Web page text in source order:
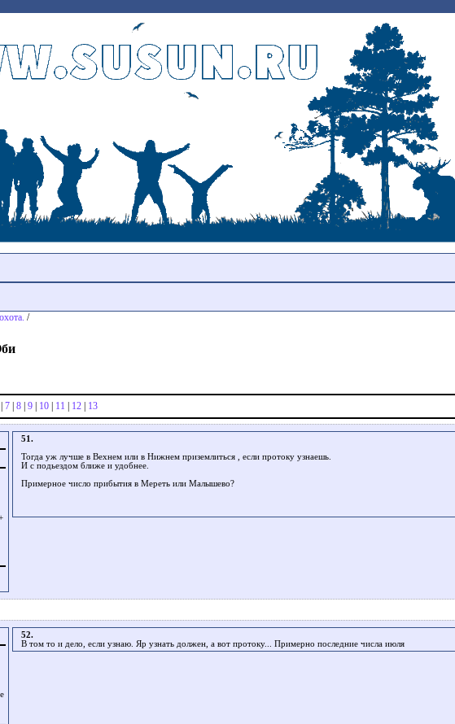
/
7 8 9 10 11 12 13
51.
Тогда уж лучше в Вехнем или в Нижнем приземлиться , если протоку узнаешь.
И с подьездом ближе и удобнее.
Примерное число прибытия в Мереть или Малышево?
52.
В том то и дело, если узнаю. Яр узнать должен, а вот протоку... Примерно последние числа июля